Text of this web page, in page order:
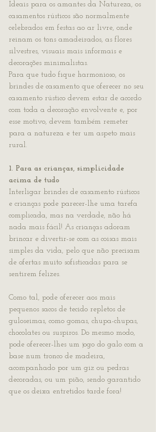
Ideais para os amantes da Natureza, os
casamentos rústicos são normalmente
celebrados em festas ao ar livre, onde
reinam os tons amadeirados, as flores
silvestres, visuais mais informais e
decorações minimalistas.
Para que tudo fique harmonioso, os
brindes de casamento que oferecer no seu
casamento rústico devem estar de acordo
com toda a decoração envolvente e, por
esse motivo, devem também remeter
para a natureza e ter um aspeto mais
rural.
1. Para as crianças, simplicidade
acima de tudo
Interligar brindes de casamento rústicos
e crianças pode parecer-lhe uma tarefa
complicada, mas na verdade, não há
nada mais fácil! As crianças adoram
brincar e divertir-se com as coisas mais
simples da vida, pelo que não precisam
de ofertas muito sofisticadas para se
sentirem felizes.
Como tal, pode oferecer aos mais
pequenos sacos de tecido repletos de
guloseimas, como gomas, chupa-chupas,
chocolates ou suspiros. Do mesmo modo,
pode oferecer-lhes um jogo do galo com a
base num tronco de madeira,
acompanhado por um giz ou pedras
decoradas, ou um pião, sendo garantido
que os deixa entretidos tarde fora!